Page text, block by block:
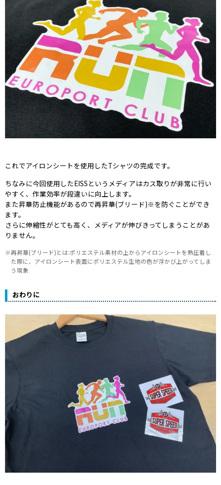
これでアイロンシートを使用したTシャツの完成です。
ちなみに今回使用したEISSというメディアはカス取りが非常に行い
やすく、作業効率が段違いに向上します。
また昇華防止機能があるので再昇華(ブリード)※を防ぐことができ
ます。
さらに伸縮性がとても高く、メディアが伸びきってしまうことがあ
りません。
再昇華(ブリード)とは:ポリエステル素材の上からアイロンシートを熱圧着し
た際に、アイロンシート表面にポリエステル生地の色が浮かび上がってしま
う現象
おわりに